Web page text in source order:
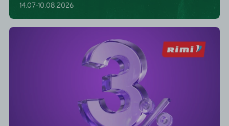
14.07-10.08.2026